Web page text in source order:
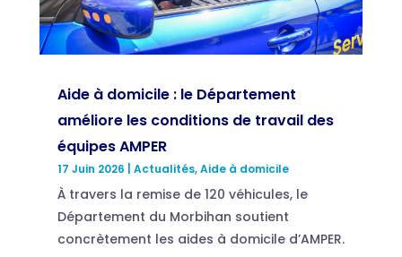
Aide à domicile : le Département
améliore les conditions de travail des
équipes AMPER
17 Juin 2026 Actualités,Aide à domicile
À travers la remise de 120 véhicules, le
Département du Morbihan soutient
concrètement les aides à domicile d’AMPER.